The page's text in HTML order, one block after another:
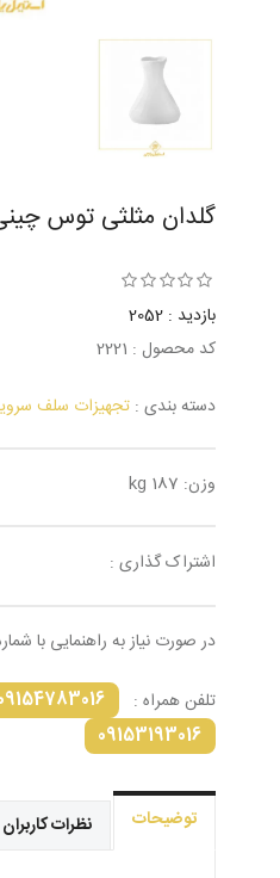
گلدان مثلثی توس
بازدید : 2052
کد محصول : 2221
دسته بندی : تجهیزات سلف
وزن: 187 kg
اشتراک گذاری :
در صورت نیاز به راهنمایی با
تلفن همراه : _
09153193016
توضیحات نظرات کاربران